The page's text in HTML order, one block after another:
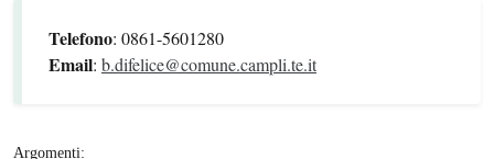
Telefono: 0861-5601280
Email: b.difelice@comune.campli.te.it
Argomenti: